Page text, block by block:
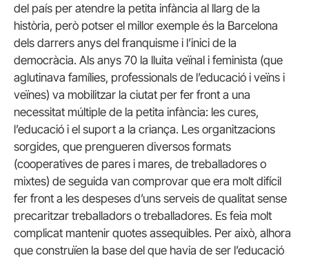
del país per atendre la petita infància al llarg de la
història, però potser el millor exemple és la Barcelona
dels darrers anys del franquisme i l’inici de la
democràcia. Als anys 70 la lluita veïnal i feminista (que
aglutinava famílies, professionals de l’educació i veïns i
veïnes) va mobilitzar la ciutat per fer front a una
necessitat múltiple de la petita infància: les cures,
l’educació i el suport a la criança. Les organitzacions
sorgides, que prengueren diversos formats
(cooperatives de pares i mares, de treballadores o
mixtes) de seguida van comprovar que era molt difícil
fer front a les despeses d’uns serveis de qualitat sense
precaritzar treballadors o treballadores. Es feia molt
complicat mantenir quotes assequibles. Per això, alhora
que construïen la base del que havia de ser l’educació